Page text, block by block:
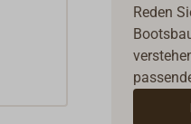
Reden